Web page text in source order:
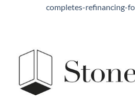
completes-refinancing-